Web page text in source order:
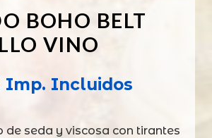
BOHO BELT
VINO
Imp. Incluidos
de seda y viscosa con tirantes